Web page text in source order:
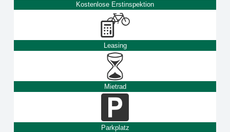
Kostenlose Erstinspektion
Leasing
Mietrad
Parkplatz